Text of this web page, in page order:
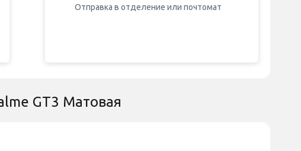
Отправка в отделение или почтомат
GT3 Матовая